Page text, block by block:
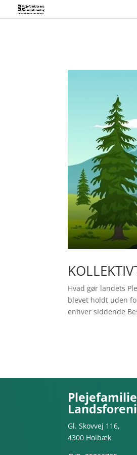
Hvad gør landets
blevet holdt uden
enhver siddende
Gl. Skovvej 116,
4300 Holbæk